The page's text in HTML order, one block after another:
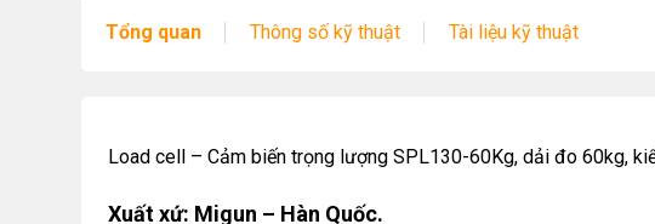
Tổng quan Thông số kỹ thuật Tài liệu kỹ thuật
Load cell – Cảm biến trọng lượng SPL130-60Kg, dải đo 60kg,
Xuất xứ: Migun – Hàn Quốc.